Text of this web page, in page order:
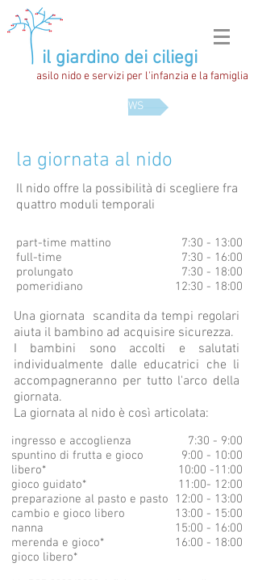
il giardino dei ciliegi
asilo nido e servizi per l'infanzia e la famiglia
NEWS
la giornata al nido
Il nido offre la possibilità di scegliere fra
quattro moduli temporali
7:30 - 13:00
7:30 - 16:00
7:30 - 18:00
12:30 - 18:00
part-time mattino
full-time
prolungato
pomeridiano
Una giornata scandita da tempi regolari
aiuta il bambino ad acquisire sicurezza.
I bambini sono accolti e salutati
individualmente dalle educatrici che li
accompagneranno per tutto l'arco della
giornata.
La giornata al nido è così articolata:
7:30 - 9:00
9:00 - 10:00
10:00 -11:00
11:00- 12:00
12:00 - 13:00
13:00 - 15:00
15:00 - 16:00
16:00 - 18:00
ingresso e accoglienza
spuntino di frutta e gioco
libero*
gioco guidato*
preparazione al pasto e pasto
cambio e gioco libero
nanna
merenda e gioco*
gioco libero*